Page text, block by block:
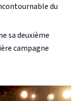
du
sa deuxième
campagne